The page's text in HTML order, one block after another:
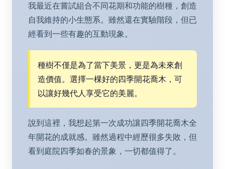
我最近在嘗試組合不同花期和功能的樹種，創造
自我維持的小生態系。雖然還在實驗階段，但已
經看到一些有趣的互動現象。
種樹不僅是為了當下美景，更是為未來創
造價值。選擇一棵好的四季開花喬木，可
以讓好幾代人享受它的美麗。
說到這裡，我想起第一次成功讓四季開花喬木全
年開花的成就感。雖然過程中經歷很多失敗，但
看到庭院四季如春的景象，一切都值得了。